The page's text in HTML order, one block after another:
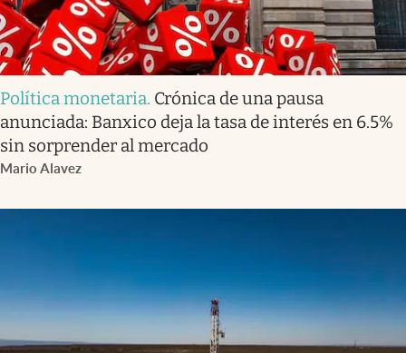
Política monetaria. Crónica de una pausa
anunciada: Banxico deja la tasa de interés en 6.5%
sin sorprender al mercado
Mario Alavez